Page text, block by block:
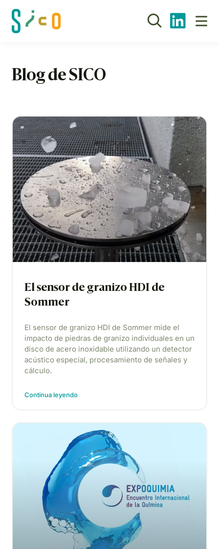
Blog de SICO
El sensor de granizo HDI de
Sommer
El sensor de granizo HDI de Sommer mide el
impacto de piedras de granizo individuales en un
disco de acero inoxidable utilizando un detector
acústico especial, procesamiento de señales y
cálculo.
Continua leyendo